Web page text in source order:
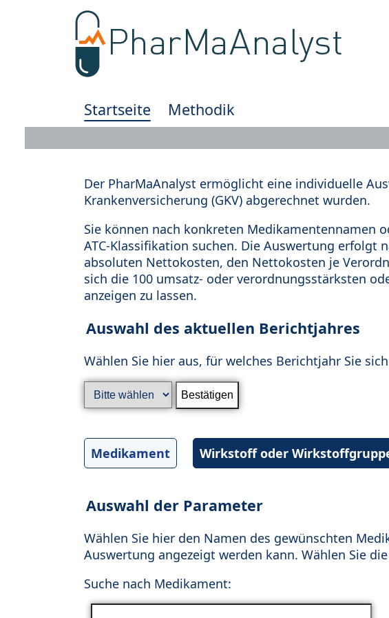
Startseite Methodik
Der PharMaAnalyst ermöglicht eine individuelle
Krankenversicherung (GKV) abgerechnet wurden.
Sie können nach konkreten Medikamentennamen
ATC-Klassifikation suchen. Die Auswertung erfolgt
absoluten Nettokosten, den Nettokosten je
sich die 100 umsatz- oder verordnungsstärksten
anzeigen zu lassen.
Auswahl des aktuellen Berichtjahres
Wählen Sie hier aus, für welches Berichtjahr Sie
Medikament Wirkstoff oder
Auswahl der Parameter
Wählen Sie hier den Namen des gewünschten
Auswertung angezeigt werden kann. Wählen Sie
Suche nach Medikament: